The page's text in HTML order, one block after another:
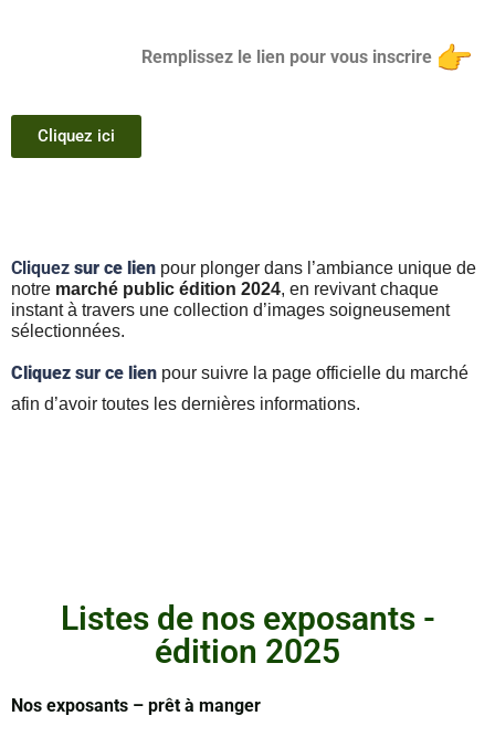
Remplissez le lien pour vous inscrire
Cliquez ici
Cliquez sur ce lien pour plonger dans l’ambiance unique de
notre marché public édition 2024, en revivant chaque
instant à travers une collection d’images soigneusement
sélectionnées.
Cliquez sur ce lien pour suivre la page officielle du marché
afin d’avoir toutes les dernières informations.
Listes de nos exposants -
édition 2025
Nos exposants – prêt à manger